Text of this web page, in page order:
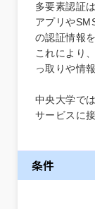
多要素認証
アプリや
の認証情報
これにより
っ取りや情
中央大学で
サービスに
条件